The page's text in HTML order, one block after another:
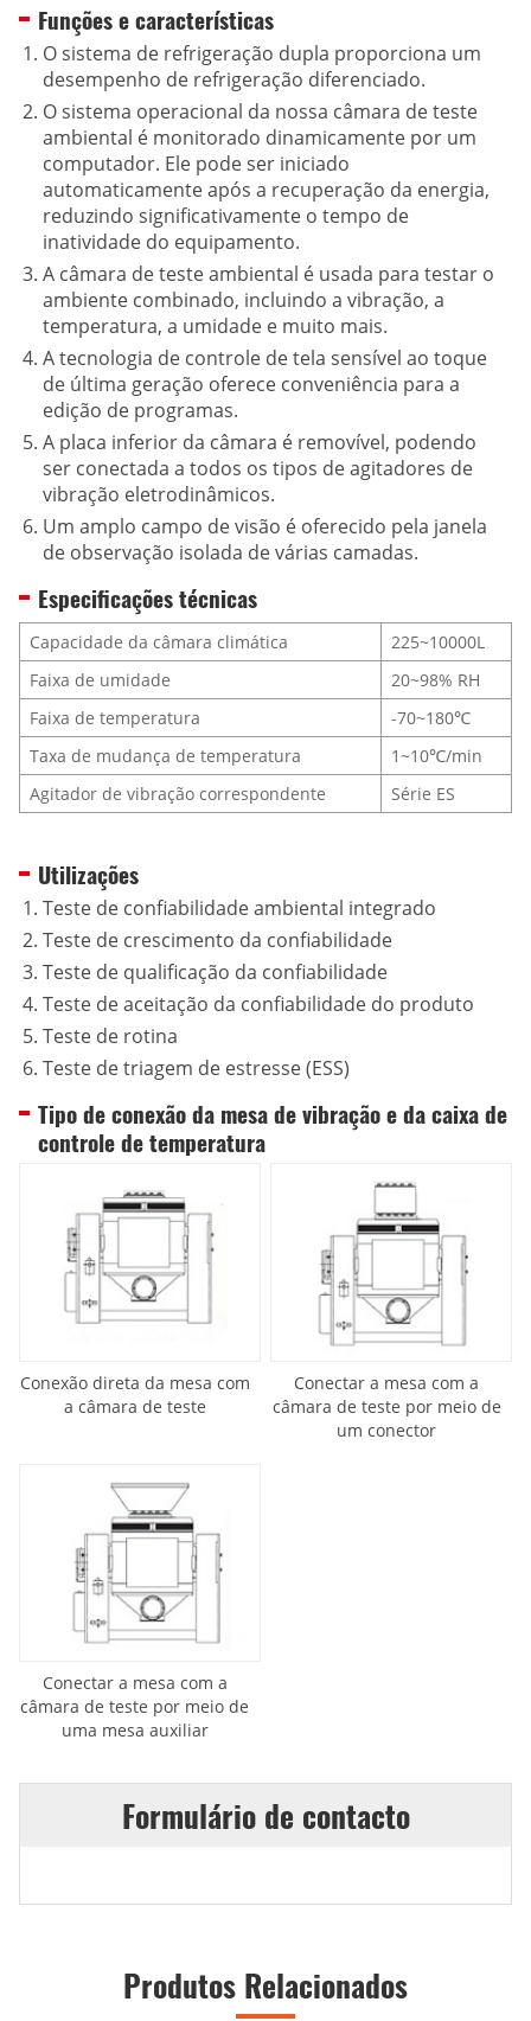
Funções e características
O sistema de refrigeração dupla proporciona um
desempenho de refrigeração diferenciado.
O sistema operacional da nossa câmara de teste
ambiental é monitorado dinamicamente por um
computador. Ele pode ser iniciado
automaticamente após a recuperação da energia,
reduzindo significativamente o tempo de
inatividade do equipamento.
A câmara de teste ambiental é usada para testar o
ambiente combinado, incluindo a vibração, a
temperatura, a umidade e muito mais.
A tecnologia de controle de tela sensível ao toque
de última geração oferece conveniência para a
edição de programas.
A placa inferior da câmara é removível, podendo
ser conectada a todos os tipos de agitadores de
vibração eletrodinâmicos.
Um amplo campo de visão é oferecido pela janela
de observação isolada de várias camadas.
Especificações técnicas
Capacidade da câmara climática
225~10000L
Faixa de umidade
20~98% RH
Faixa de temperatura
-70~180℃
Taxa de mudança de temperatura
1~10℃/min
Agitador de vibração correspondente
Série ES
Utilizações
Teste de confiabilidade ambiental integrado
Teste de crescimento da confiabilidade
Teste de qualificação da confiabilidade
Teste de aceitação da confiabilidade do produto
Teste de rotina
Teste de triagem de estresse (ESS)
Tipo de conexão da mesa de vibração e da caixa de
controle de temperatura
Conexão direta da mesa com
a câmara de teste
Conectar a mesa com a
câmara de teste por meio de
um conector
Conectar a mesa com a
câmara de teste por meio de
uma mesa auxiliar
Formulário de contacto
Produtos Relacionados